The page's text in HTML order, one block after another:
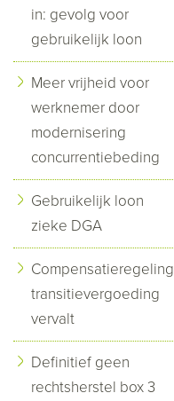
in: gevolg voor
gebruikelijk loon
Meer vrijheid voor
werknemer door
modernisering
concurrentiebeding
Gebruikelijk loon
zieke DGA
Compensatieregeling
transitievergoeding
vervalt
Definitief geen
rechtsherstel box 3